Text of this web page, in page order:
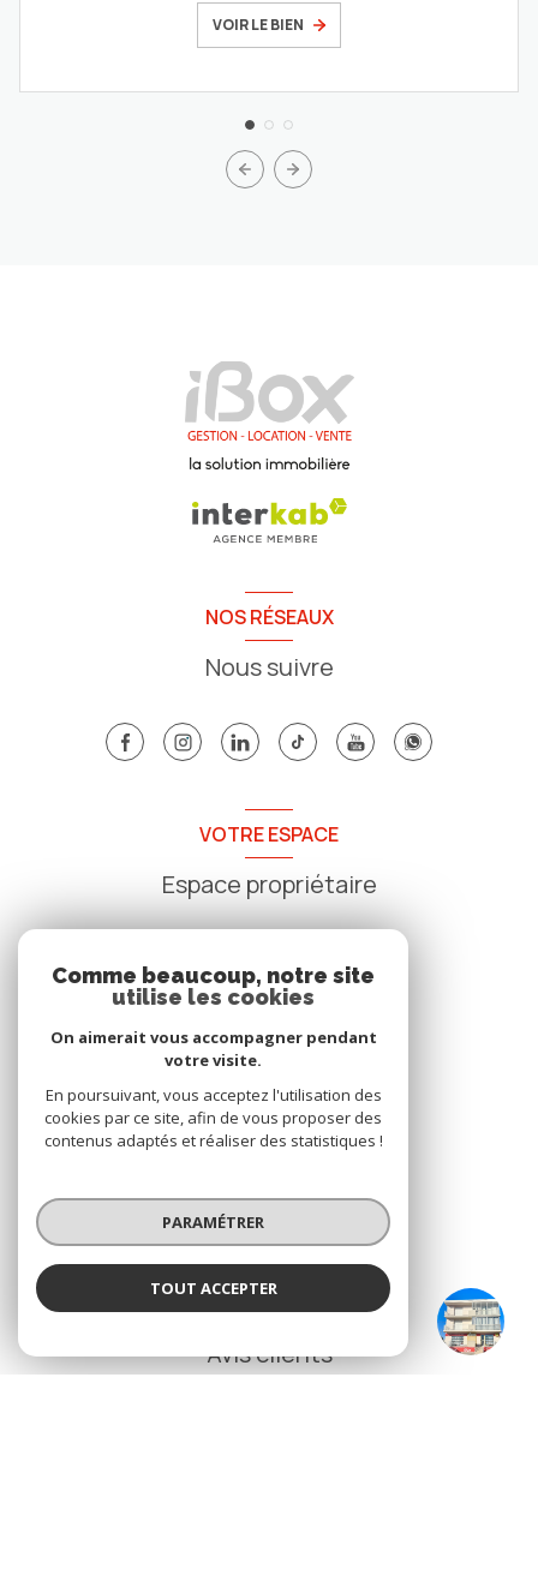
IBOX LA CORNICHE
VOIR LE BIEN
NOS RÉSEAUX
Nous suivre
VOTRE ESPACE
Espace propriétaire
SE CONNECTER
ADHÉRENTS
Nous adhérons
Avis clients
Comme beaucoup, notre site
utilise les cookies
On aimerait vous accompagner pendant
votre visite.
En poursuivant, vous acceptez l'utilisation des
cookies par ce site, afin de vous proposer des
contenus adaptés et réaliser des statistiques !
PARAMÉTRER
TOUT ACCEPTER